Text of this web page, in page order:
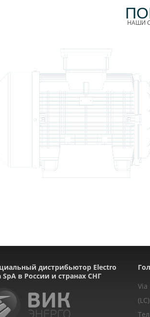
НАШИ
дистрибьютор Electro
SpA в России и странах СНГ
Via